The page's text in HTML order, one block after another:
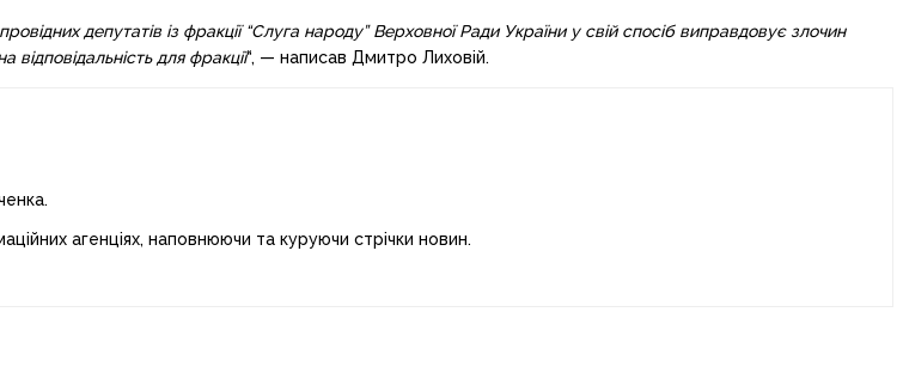
депутатів із фракції “Слуга народу” Верховної Ради України у свій спосіб виправдовує злочин
відповідальність для фракції“, — написав Дмитро Лиховій.
агенціях, наповнюючи та куруючи стрічки новин.